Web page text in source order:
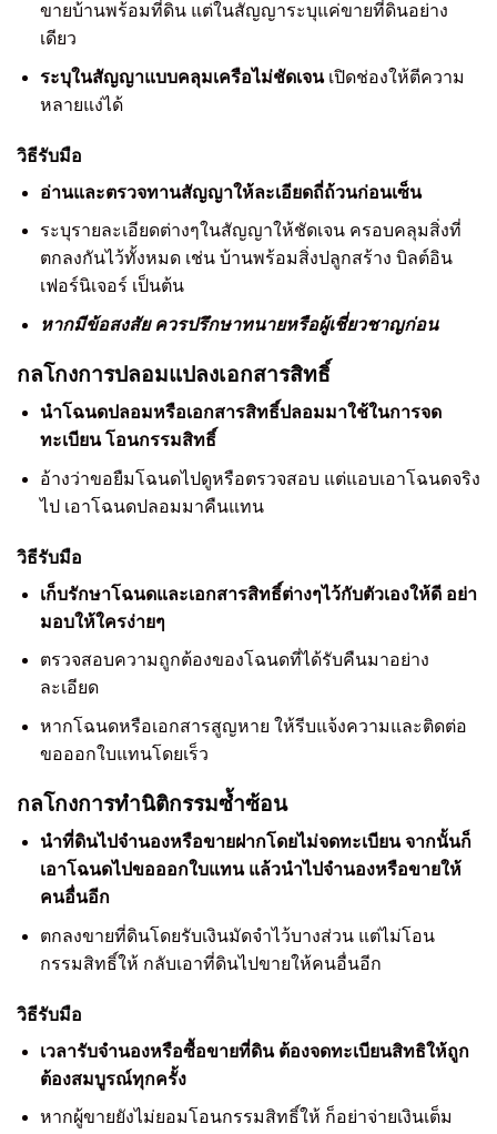
ขายบ้านพร้อมที่ดิน แต่ในสัญญาระบุแค่ขายที่ดินอย่าง
เดียว
ระบุในสัญญาแบบคลุมเครือไม่ชัดเจน เปิดช่องให้ตีความ
หลายแง่ได้
วิธีรับมือ
อ่านและตรวจทานสัญญาให้ละเอียดถี่ถ้วนก่อนเซ็น
ระบุรายละเอียดต่างๆในสัญญาให้ชัดเจน ครอบคลุมสิ่งที่
ตกลงกันไว้ทั้งหมด เช่น บ้านพร้อมสิ่งปลูกสร้าง บิลต์อิน
เฟอร์นิเจอร์ เป็นต้น
หากมีข้อสงสัย ควรปรึกษาทนายหรือผู้เชี่ยวชาญก่อน
กลโกงการปลอมแปลงเอกสารสิทธิ์
นำโฉนดปลอมหรือเอกสารสิทธิ์ปลอมมาใช้ในการจด
ทะเบียน โอนกรรมสิทธิ์
อ้างว่าขอยืมโฉนดไปดูหรือตรวจสอบ แต่แอบเอาโฉนดจริง
ไป เอาโฉนดปลอมมาคืนแทน
วิธีรับมือ
เก็บรักษาโฉนดและเอกสารสิทธิ์ต่างๆไว้กับตัวเองให้ดี อย่า
มอบให้ใครง่ายๆ
ตรวจสอบความถูกต้องของโฉนดที่ได้รับคืนมาอย่าง
ละเอียด
หากโฉนดหรือเอกสารสูญหาย ให้รีบแจ้งความและติดต่อ
ขอออกใบแทนโดยเร็ว
กลโกงการทำนิติกรรมซ้ำซ้อน
นำที่ดินไปจำนองหรือขายฝากโดยไม่จดทะเบียน จากนั้นก็
เอาโฉนดไปขอออกใบแทน แล้วนำไปจำนองหรือขายให้
คนอื่นอีก
ตกลงขายที่ดินโดยรับเงินมัดจำไว้บางส่วน แต่ไม่โอน
กรรมสิทธิ์ให้ กลับเอาที่ดินไปขายให้คนอื่นอีก
วิธีรับมือ
เวลารับจำนองหรือซื้อขายที่ดิน ต้องจดทะเบียนสิทธิให้ถูก
ต้องสมบูรณ์ทุกครั้ง
หากผู้ขายยังไม่ยอมโอนกรรมสิทธิ์ให้ ก็อย่าจ่ายเงินเต็ม